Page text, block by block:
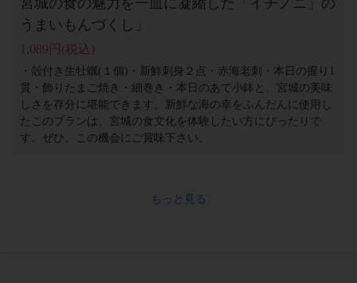
宮城の食の魅力を一皿に凝縮した「イチノニ」の
うまいもんづくし」
1,089円 (税込)
・殻付き生牡蠣(１個)・新鮮刺身２点・赤海老刺・本日の握り1
貫・飾りたまご焼き・細巻き・本日のあて小鉢と、宮城の美味
しさを存分に堪能できます。新鮮な海の幸をふんだんに使用し
たこのプランは、宮城の食文化を体験したい方にぴったりで
す。ぜひ、この機会にご賞味下さい。
もっと見る